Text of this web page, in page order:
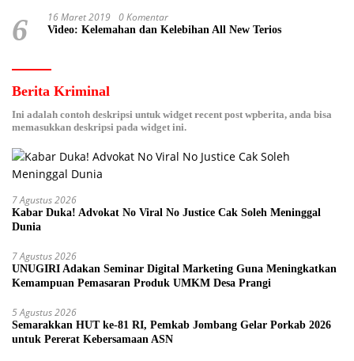
6 16 Maret 2019 0 Komentar
Video: Kelemahan dan Kelebihan All New Terios
Berita Kriminal
Ini adalah contoh deskripsi untuk widget recent post wpberita, anda bisa
memasukkan deskripsi pada widget ini.
7 Agustus 2026
Kabar Duka! Advokat No Viral No Justice Cak Soleh Meninggal
Dunia
7 Agustus 2026
UNUGIRI Adakan Seminar Digital Marketing Guna Meningkatkan
Kemampuan Pemasaran Produk UMKM Desa Prangi
5 Agustus 2026
Semarakkan HUT ke-81 RI, Pemkab Jombang Gelar Porkab 2026
untuk Pererat Kebersamaan ASN